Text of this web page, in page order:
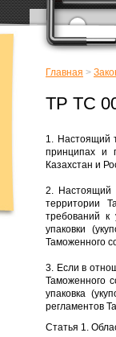
Главная >
TP ТС
1. Настоящий
принципах и
Казахстан и
2. Настоящий
территории
требований к
упаковки
Таможенного
3. Если в
Таможенного
упаковка
регламентов
Статья 1.